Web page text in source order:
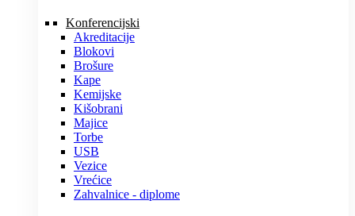
Konferencijski
Akreditacije
Blokovi
Brošure
Kape
Kemijske
Kišobrani
Majice
Torbe
USB
Vezice
Vrećice
Zahvalnice - diplome